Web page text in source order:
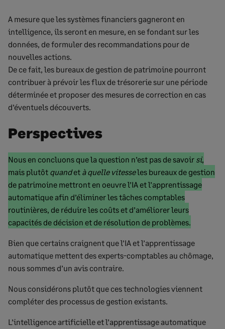
A mesure que les systèmes financiers gagneront en
intelligence, ils seront en mesure, en se fondant sur les
données, de formuler des recommandations pour de
nouvelles actions.
De ce fait, les bureaux de gestion de patrimoine pourront
contribuer à prévoir les flux de trésorerie sur une période
déterminée et proposer des mesures de correction en cas
d’éventuels découverts.
Perspectives
Début
du
texte
marqué
Nous en concluons que la question n’est pas de savoir si,
mais plutôt quandet à quelle vitesseles bureaux de gestion
de patrimoine mettront en oeuvre l’IA et l’apprentissage
automatique afin d’éliminer les tâches comptables
routinières, de réduire les coûts et d’améliorer leurs
capacités de décision et de résolution de problèmes.
texte
marqué
Bien que certains craignent que l’IA et l’apprentissage
automatique mettent des experts-comptables au chômage,
nous sommes d’un avis contraire.
Nous considérons plutôt que ces technologies viennent
compléter des processus de gestion existants.
L’intelligence artificielle et l’apprentissage automatique